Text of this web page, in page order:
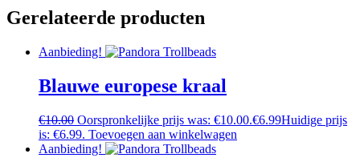
Gerelateerde producten
Aanbieding!
Blauwe europese kraal
€10.00 Oorspronkelijke prijs was: €10.00.€6.99Huidige prijs
is: €6.99. Toevoegen aan winkelwagen
Aanbieding!